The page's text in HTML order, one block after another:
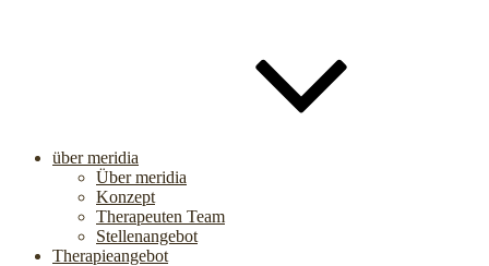
über meridia
Über meridia
Konzept
Therapeuten Team
Stellenangebot
Therapieangebot